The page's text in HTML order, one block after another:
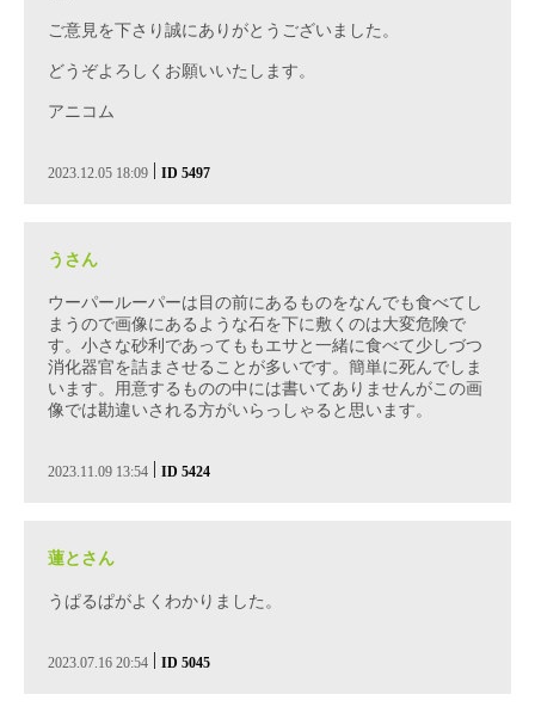
ご意見を下さり誠にありがとうございました。
どうぞよろしくお願いいたします。
アニコム
2023.12.05 18:09 | ID 5497
うさん
ウーパールーパーは目の前にあるものをなんでも食べてし
まうので画像にあるような石を下に敷くのは大変危険で
す。小さな砂利であってももエサと一緒に食べて少しづつ
消化器官を詰まさせることが多いです。簡単に死んでしま
います。用意するものの中には書いてありませんがこの画
像では勘違いされる方がいらっしゃると思います。
2023.11.09 13:54 | ID 5424
蓮とさん
うぱるぱがよくわかりました。
2023.07.16 20:54 | ID 5045